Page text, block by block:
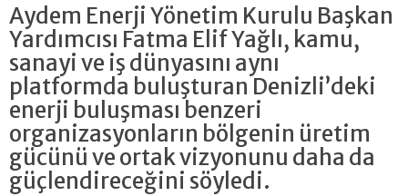
Aydem Enerji Yönetim Kurulu Başkan
Yardımcısı Fatma Elif Yağlı, kamu,
sanayi ve iş dünyasını aynı
platformda buluşturan Denizli’deki
enerji buluşması benzeri
organizasyonların bölgenin üretim
gücünü ve ortak vizyonunu daha da
güçlendireceğini söyledi.